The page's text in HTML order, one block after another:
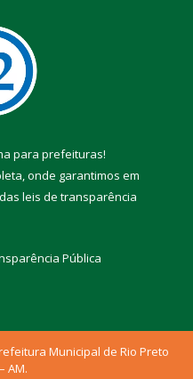
para prefeituras!
onde garantimos em
leis de transparência
Pública
Municipal de Rio Preto
AM.